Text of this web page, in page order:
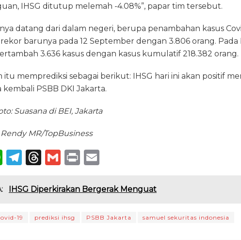
IHSG ditutup melemah -4.08%”, papar tim tersebut.
datang dari dalam negeri, berupa penambahan kasus
barunya pada 12 September dengan 3.806 orang. Pada
3.636 kasus dengan kasus kumulatif 218.382 orang.
itu memprediksi sebagai berikut: IHSG hari ini akan positif
PSBB DKI Jakarta.
Suasana di BEI, Jakarta
MR/TopBusiness
W
a
A
T
e
ra
T
re
d
G
ai
P
n ai
IHSG Diperkirakan Bergerak Menguat
19 prediksi ihsg PSBB Jakarta samuel sekuritas indonesia